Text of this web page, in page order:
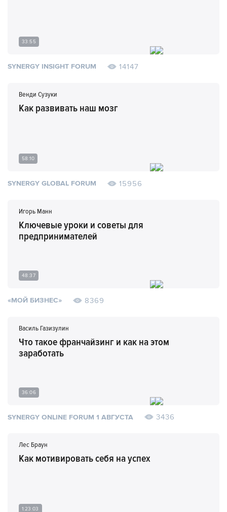
33:55
SYNERGY INSIGHT FORUM 14147
Венди Сузуки
Как развивать наш мозг
58:10
SYNERGY GLOBAL FORUM 15956
Игорь Манн
Ключевые уроки и советы для
предпринимателей
48:37
«МОЙ БИЗНЕС» 8369
Василь Газизулин
Что такое франчайзинг и как на этом
заработать
36:06
SYNERGY ONLINE FORUM 1 АВГУСТА 3436
Лес Браун
Как мотивировать себя на успех
1:23:03